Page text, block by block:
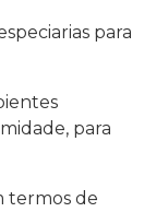
para
para
termos de